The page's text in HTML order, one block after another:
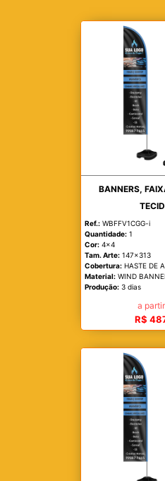
BANNERS,
Ref.: WBFFV1CGG-i
Quantidade: 1
Cor: 4x4
Tam. Arte: 147x313
Cobertura: HASTE DE
Material: WIND
Produção: 3 dias
a
R$